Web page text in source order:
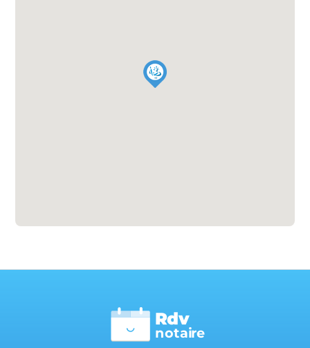
notaire
Rdv